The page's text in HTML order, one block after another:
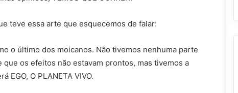
teve essa arte que esquecemos de falar:
o último dos moicanos. Não tivemos nenhuma parte
os efeitos não estavam prontos, mas tivemos a
EGO, O PLANETA VIVO.